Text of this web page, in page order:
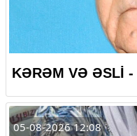
KƏRƏM VƏ ƏSLİ -
05-08-2026 12:08